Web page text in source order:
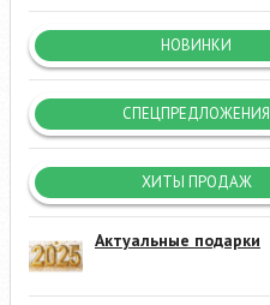
НОВИНКИ
СПЕЦПРЕДЛОЖЕНИЯ
ХИТЫ ПРОДАЖ
Актуальные подарки